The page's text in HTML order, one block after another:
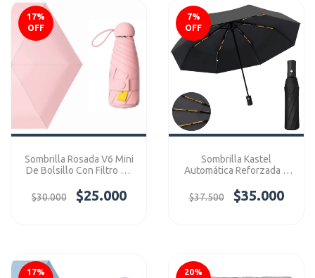
17%
OFF
Sombrilla Rosada V6 Mini
De Bolsillo Con Filtro Uv
$30.000
$25.000
7%
OFF
Sombrilla Kastel
Automática Reforzada 8
$37.500
$35.000
17%
20%